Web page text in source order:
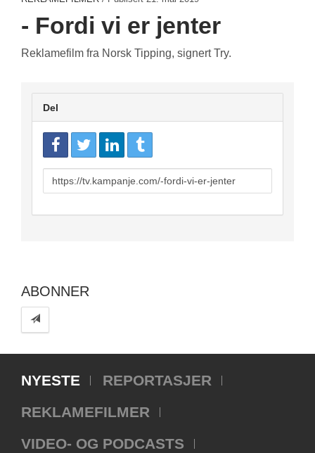
- Fordi vi er jenter
Reklamefilm fra Norsk Tipping, signert Try.
Del
URL
to
ABONNER
NYESTE
REPORTASJER
REKLAMEFILMER
VIDEO- OG PODCASTS